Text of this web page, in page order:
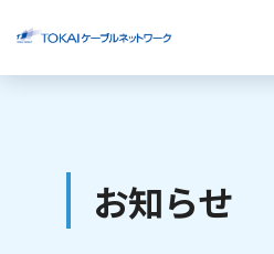
ご利用中のお客様
お知らせ